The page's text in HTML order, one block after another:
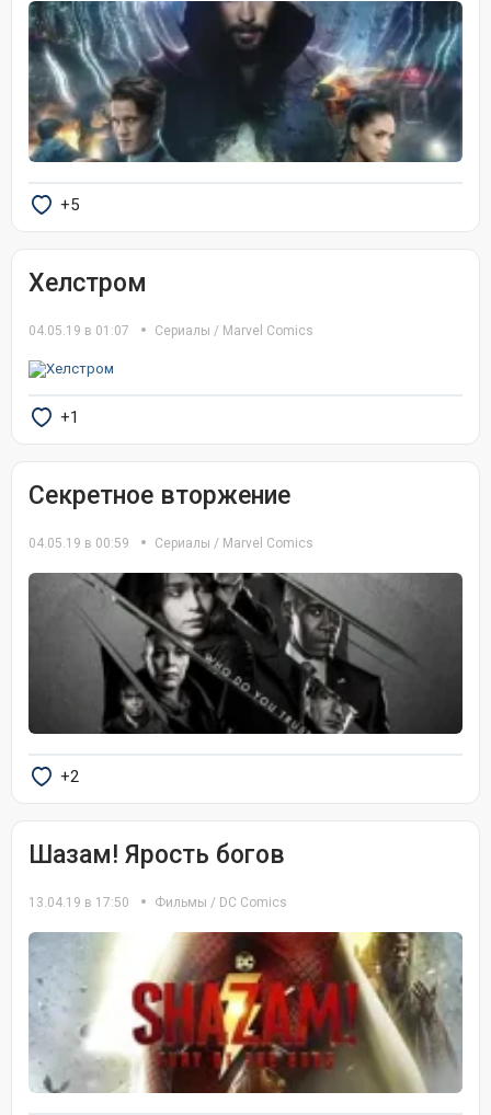
+5
Хелстром
04.05.19 в 01:07 Сериалы / Marvel Comics
+1
Секретное вторжение
04.05.19 в 00:59 Сериалы / Marvel Comics
+2
Шазам! Ярость богов
13.04.19 в 17:50 Фильмы / DC Comics